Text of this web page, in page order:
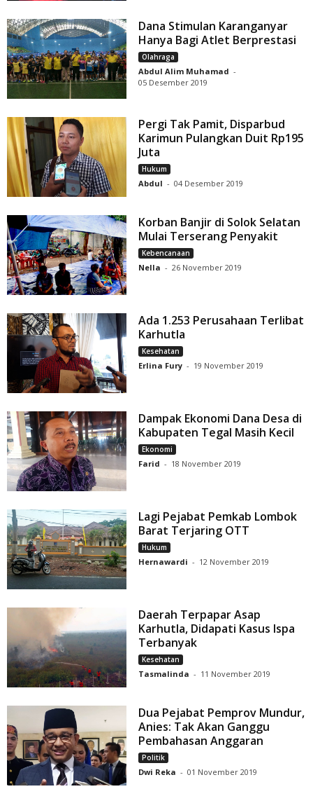
Dana Stimulan Karanganyar
Hanya Bagi Atlet Berprestasi
Olahraga
Abdul Alim Muhamad -
05 Desember 2019
Pergi Tak Pamit, Disparbud
Karimun Pulangkan Duit Rp195
Juta
Hukum
Abdul - 04 Desember 2019
Korban Banjir di Solok Selatan
Mulai Terserang Penyakit
Kebencanaan
Nella - 26 November 2019
Ada 1.253 Perusahaan Terlibat
Karhutla
Kesehatan
Erlina Fury - 19 November 2019
Dampak Ekonomi Dana Desa di
Kabupaten Tegal Masih Kecil
Ekonomi
Farid - 18 November 2019
Lagi Pejabat Pemkab Lombok
Barat Terjaring OTT
Hukum
Hernawardi - 12 November 2019
Daerah Terpapar Asap
Karhutla, Didapati Kasus Ispa
Terbanyak
Kesehatan
Tasmalinda - 11 November 2019
Dua Pejabat Pemprov Mundur,
Anies: Tak Akan Ganggu
Pembahasan Anggaran
Politik
Dwi Reka - 01 November 2019